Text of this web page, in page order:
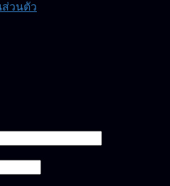
ส่วนตัว